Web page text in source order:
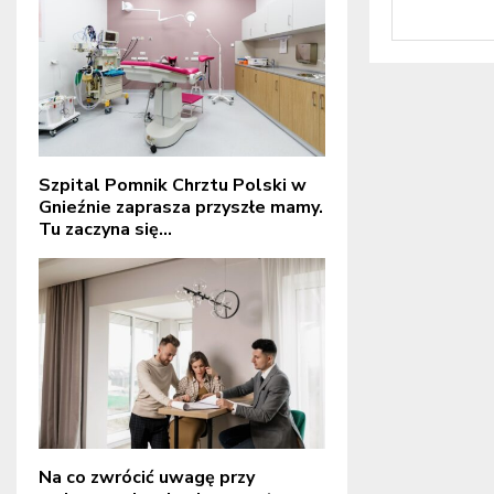
Szpital Pomnik Chrztu Polski w
Gnieźnie zaprasza przyszłe mamy.
Tu zaczyna się...
Na co zwrócić uwagę przy